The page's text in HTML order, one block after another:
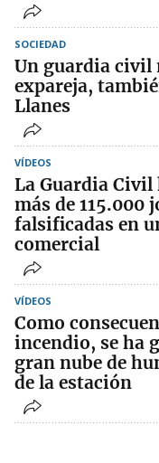
SOCIEDAD
Un guardia civil
expareja,
Llanes
VÍDEOS
La Guardia
más de 115.000
falsificadas en
comercial
VÍDEOS
Como
incendio, se ha
gran nube de
de la estación